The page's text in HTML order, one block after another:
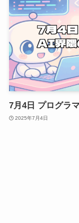
7月4日 プログラ
2025年7月4日